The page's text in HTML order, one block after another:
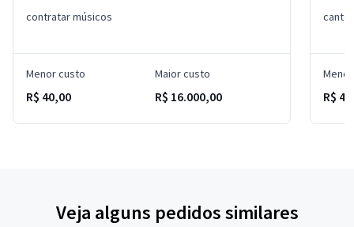
contratar músicos
Menor custo
R$ 40,00
Maior custo
R$ 16.000,00 R$
Veja alguns pedidos similares